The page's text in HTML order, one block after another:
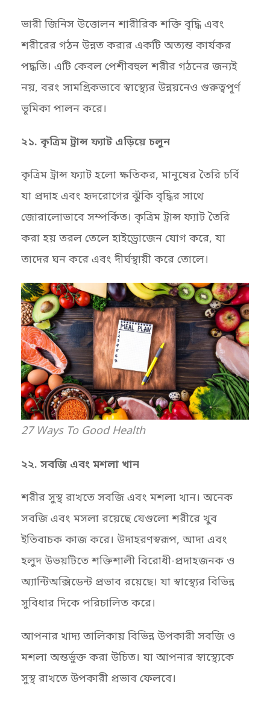
ভারী জিনিস উত্তোলন শারীরিক শক্তি বৃদ্ধি এবং
শরীরের গঠন উন্নত করার একটি অত্যন্ত কার্যকর
পদ্ধতি। এটি কেবল পেশীবহুল শরীর গঠনের জন্যই
নয়, বরং সামগ্রিকভাবে স্বাস্থ্যের উন্নয়নেও গুরুত্বপূর্ণ
ভূমিকা পালন করে।
২১. কৃত্রিম ট্রান্স ফ্যাট এড়িয়ে চলুন
কৃত্রিম ট্রান্স ফ্যাট হলো ক্ষতিকর, মানুষের তৈরি চর্বি
যা প্রদাহ এবং হৃদরোগের ঝুঁকি বৃদ্ধির সাথে
জোরালোভাবে সম্পর্কিত। কৃত্রিম ট্রান্স ফ্যাট তৈরি
করা হয় তরল তেলে হাইড্রোজেন যোগ করে, যা
তাদের ঘন করে এবং দীর্ঘস্থায়ী করে তোলে।
27 Ways To Good Health
২২. সবজি এবং মশলা খান
শরীর সুস্থ রাখতে সবজি এবং মশলা খান। অনেক
সবজি এবং মসলা রয়েছে যেগুলো শরীরে খুব
ইতিবাচক কাজ করে। উদাহরণস্বরূপ, আদা এবং
হলুদ উভয়টিতে শক্তিশালী বিরোধী-প্রদাহজনক ও
অ্যান্টিঅক্সিডেন্ট প্রভাব রয়েছে। যা স্বাস্থ্যের বিভিন্ন
সুবিধার দিকে পরিচালিত করে।
আপনার খাদ্য তালিকায় বিভিন্ন উপকারী সবজি ও
মশলা অন্তর্ভুক্ত করা উচিত। যা আপনার স্বাস্থ্যেকে
সুস্থ রাখতে উপকারী প্রভাব ফেলবে।